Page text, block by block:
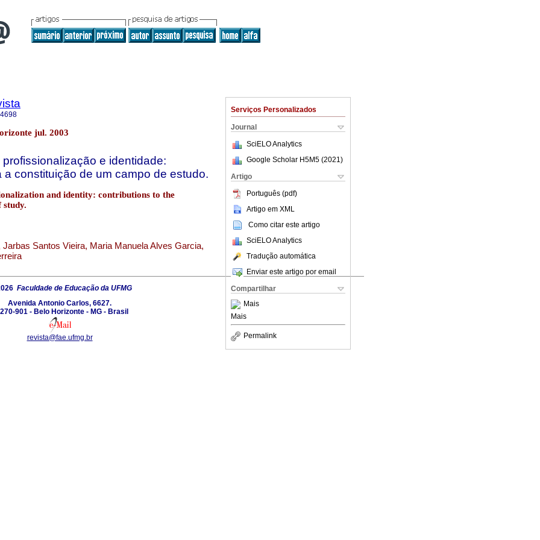
Serviços Personalizados
Journal
SciELO Analytics
Google Scholar H5M5 (2021 )
Artigo
Português (pdf)
Artigo em XML
Como citar este artigo
SciELO Analytics
Tradução automática
Enviar este artigo por email
Compartilhar
Mais
Mais
Permalink
jul. 2003
e identidade:
a constituição de um campo de estudo.
and identity: contributions to the
study.
Santos Vieira, Maria Manuela Alves Garcia,
Faculdade de Educação da UFMG
Avenida Antonio Carlos, 6627.
901 - Belo Horizonte - MG - Brasil
revista@fae.ufmg.br